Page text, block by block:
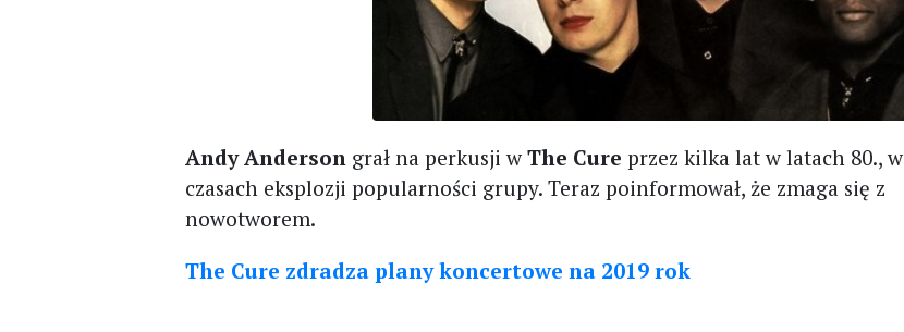
Andy Anderson grał na perkusji wThe Cure przez kilka lat w latach 80., w
czasach eksplozji popularności grupy. Teraz poinformował, że zmaga się z
nowotworem.
The Cure zdradza plany koncertowe na 2019 rok